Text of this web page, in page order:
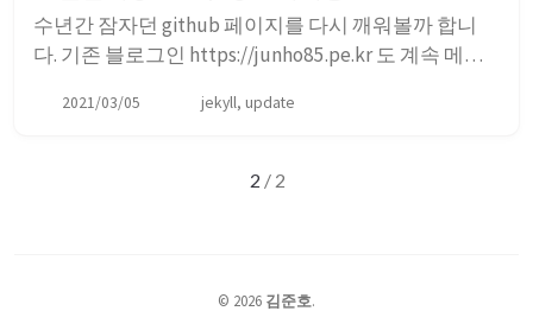
수년간 잠자던 github 페이지를 다시 깨워볼까 합니
다. 기존 블로그인 https://junho85.pe.kr 도 계속 메인
이지에 작성해 보려고 합니다. 코드도 좀 더 남기기 수
는 좀 더 공부해야 될 거 같으니 ...
2021/03/05 jekyll, update
2 / 2
© 2026 김준호.